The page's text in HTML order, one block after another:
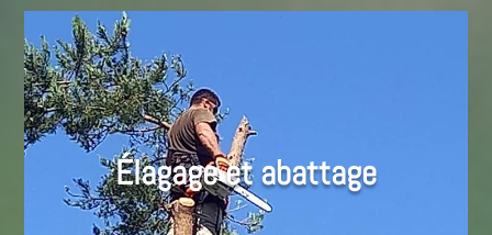
Élagage et abattage
En savoir plus